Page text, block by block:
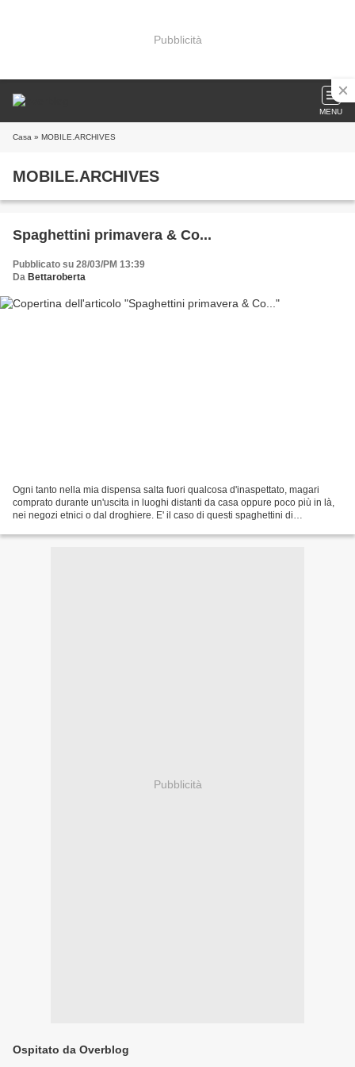
Pubblicità
MENU
Casa » MOBILE.ARCHIVES
MOBILE.ARCHIVES
Spaghettini primavera & Co...
Pubblicato su 28/03/PM 13:39
Da Bettaroberta
Ogni tanto nella mia dispensa salta fuori qualcosa d'inaspettato, magari
comprato durante un'uscita in luoghi distanti da casa oppure poco più in là,
nei negozi etnici o dal droghiere. E' il caso di questi spaghettini di
Pubblicità
Ospitato da Overblog